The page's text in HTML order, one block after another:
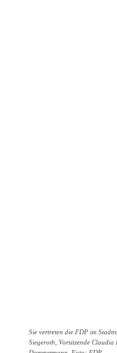
Sie vertreten die FDP im
Siegeroth, Vorsitzende